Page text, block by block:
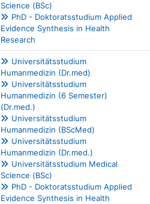
Science (BSc)
PhD - Doktoratsstudium Applied
Evidence Synthesis in Health
Research
Universitätsstudium
Humanmedizin (Dr.med)
Universitätsstudium
Humanmedizin (6 Semester)
(Dr.med.)
Universitätsstudium
Humanmedizin (BScMed)
Universitätsstudium
Humanmedizin (Dr.med.)
Universitätsstudium Medical
Science (BSc)
PhD - Doktoratsstudium Applied
Evidence Synthesis in Health